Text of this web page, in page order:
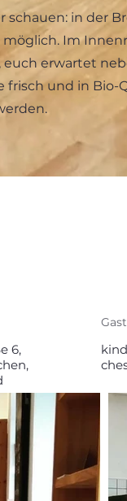
schauen: in der
möglich. Im
euch erwartet
frisch und in Bio-
6,